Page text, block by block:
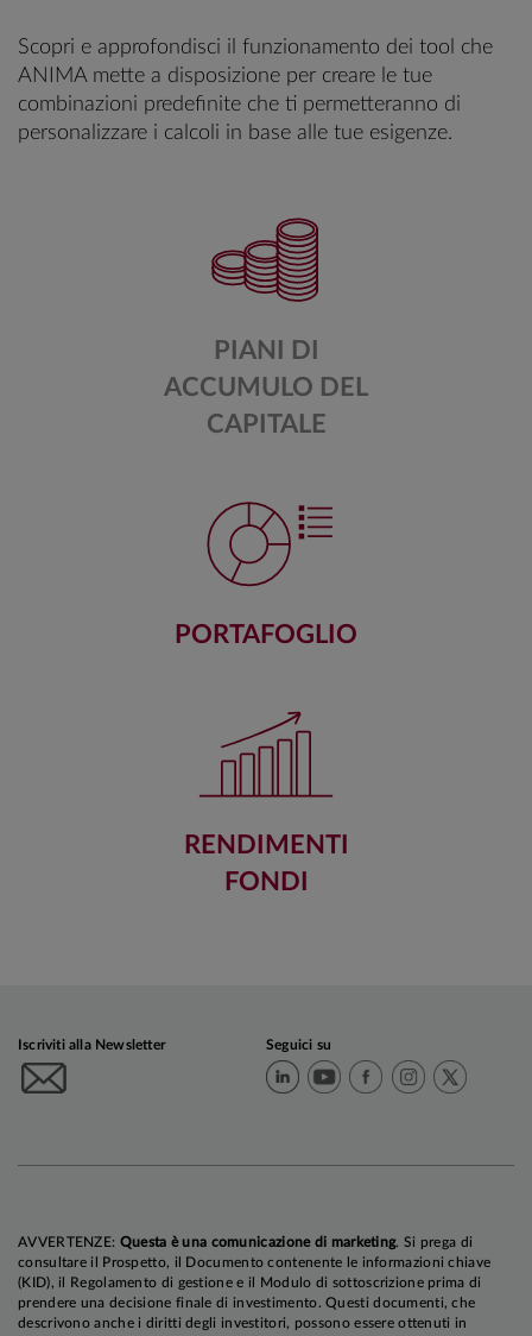
Scopri e approfondisci il funzionamento dei tool che
ANIMA mette a disposizione per creare le tue
combinazioni predefinite che ti permetteranno di
personalizzare i calcoli in base alle tue esigenze.
PIANI DI
ACCUMULO DEL
CAPITALE
PORTAFOGLIO
RENDIMENTI
FONDI
Iscriviti alla Newsletter Seguici su
AVVERTENZE: Questa è una comunicazione di marketing. Si prega di
consultare il Prospetto, il Documento contenente le informazioni chiave
(KID), il Regolamento di gestione e il Modulo di sottoscrizione prima di
prendere una decisione finale di investimento. Questi documenti, che
descrivono anche i diritti degli investitori, possono essere ottenuti in